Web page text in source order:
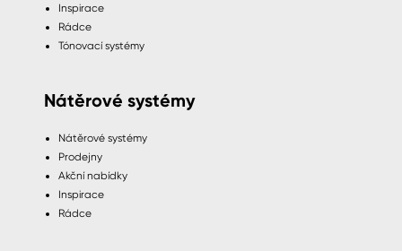
Inspirace
Rádce
Tónovací systémy
Nátěrové systémy
Nátěrové systémy
Prodejny
Akční nabídky
Inspirace
Rádce